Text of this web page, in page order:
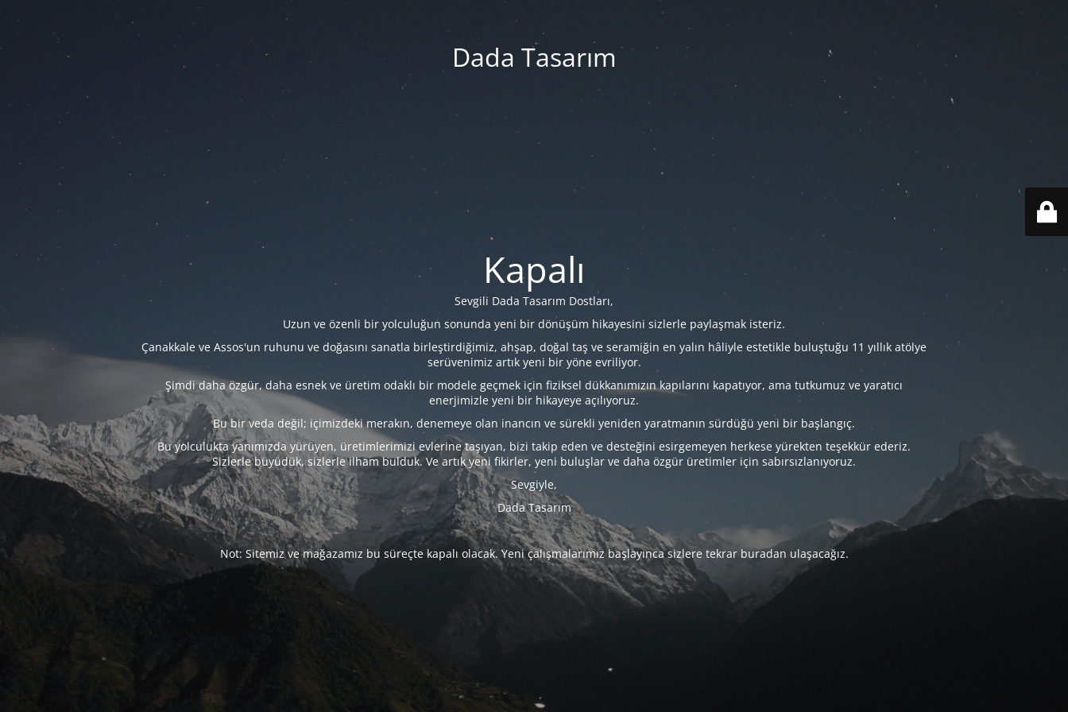
Dada Tasarım
Kapalı
Sevgili Dada Tasarım Dostları,
Uzun ve özenli bir yolculuğun sonunda yeni bir dönüşüm hikayesini sizlerle paylaşmak isteriz.
Çanakkale ve Assos'un ruhunu ve doğasını sanatla birleştirdiğimiz, ahşap, doğal taş ve seramiğin en yalın hâliyle estetikle buluştuğu 11 yıllık atölye
serüvenimiz artık yeni bir yöne evriliyor.
Şimdi daha özgür, daha esnek ve üretim odaklı bir modele geçmek için fiziksel dükkanımızın kapılarını kapatıyor, ama tutkumuz ve yaratıcı
enerjimizle yeni bir hikayeye açılıyoruz.
Bu bir veda değil; içimizdeki merakın, denemeye olan inancın ve sürekli yeniden yaratmanın sürdüğü yeni bir başlangıç.
Bu yolculukta yanımızda yürüyen, üretimlerimizi evlerine taşıyan, bizi takip eden ve desteğini esirgemeyen herkese yürekten teşekkür ederiz.
Sizlerle büyüdük, sizlerle ilham bulduk. Ve artık yeni fikirler, yeni buluşlar ve daha özgür üretimler için sabırsızlanıyoruz.
Sevgiyle,
Dada Tasarım
Not: Sitemiz ve mağazamız bu süreçte kapalı olacak. Yeni çalışmalarımız başlayınca sizlere tekrar buradan ulaşacağız.